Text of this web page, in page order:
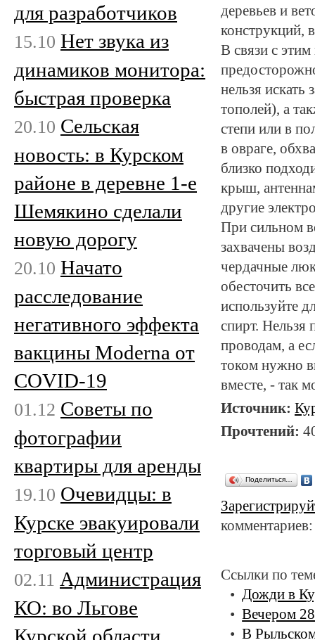
деревьев и
конструкций,
В связи с
нельзя
тополей), а
степи или в
в овраге,
близко
крыш,
другие
При сильном
захвачены
чердачные
обесточить
используйте
спирт. Нельзя
проводам, а
током нужно
вместе, - так
Источник:
Прочтений:
Поделиться…
Ссылки по
Дожди в
Вечером 28
В
для разработчиков
15.10 Нет звука из
динамиков монитора:
быстрая проверка
20.10 Сельская
новость: в Курском
районе в деревне 1-е
Шемякино сделали
новую дорогу
20.10 Начато
расследование
негативного эффекта
вакцины Moderna от
COVID-19
01.12 Советы по
фотографии
квартиры для аренды
19.10 Очевидцы: в
Курске эвакуировали
торговый центр
02.11 Администрация
КО: во Льгове